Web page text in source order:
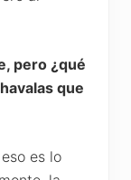
pero ¿qué
que
es lo